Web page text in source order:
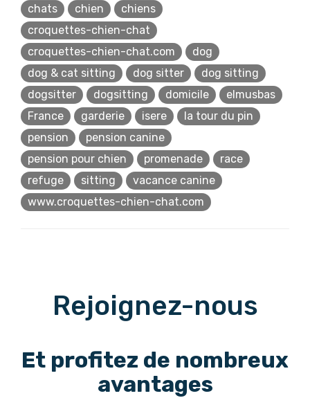
chats
chien
chiens
croquettes-chien-chat
croquettes-chien-chat.com
dog
dog & cat sitting
dog sitter
dog sitting
dogsitter
dogsitting domicile
elmusbas
France
garderie isere
la tour du pin
pension
pension canine
pension pour chien
promenade
race
refuge
sitting
vacance canine
www.croquettes-chien-chat.com
Rejoignez-nous
Et profitez de nombreux
avantages